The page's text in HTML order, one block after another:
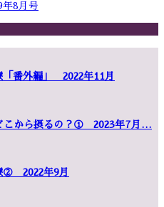
8月号
「番外編」 2022年11月
こから摂るの？① 2023年7月…
② 2022年9月